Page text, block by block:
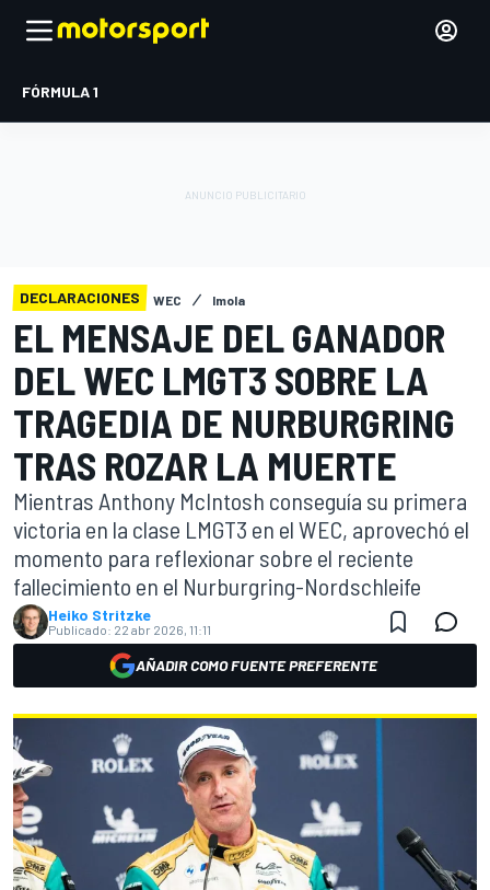
FÓRMULA 1
DECLARACIONES WEC Imola
EL MENSAJE DEL GANADOR
DEL WEC LMGT3 SOBRE LA
TRAGEDIA DE NURBURGRING
TRAS ROZAR LA MUERTE
Mientras Anthony McIntosh conseguía su primera
victoria en la clase LMGT3 en el WEC, aprovechó el
momento para reflexionar sobre el reciente
fallecimiento en el Nurburgring-Nordschleife
Heiko Stritzke
Publicado: 22 abr 2026, 11:11
AÑADIR COMO FUENTE PREFERENTE